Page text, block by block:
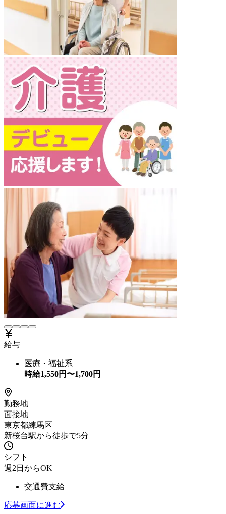
給与
医療・福祉系
時給1,550円〜1,700円
勤務地
面接地
東京都練馬区
新桜台駅から徒歩で5分
シフト
週2日からOK
交通費支給
応募画面に進む